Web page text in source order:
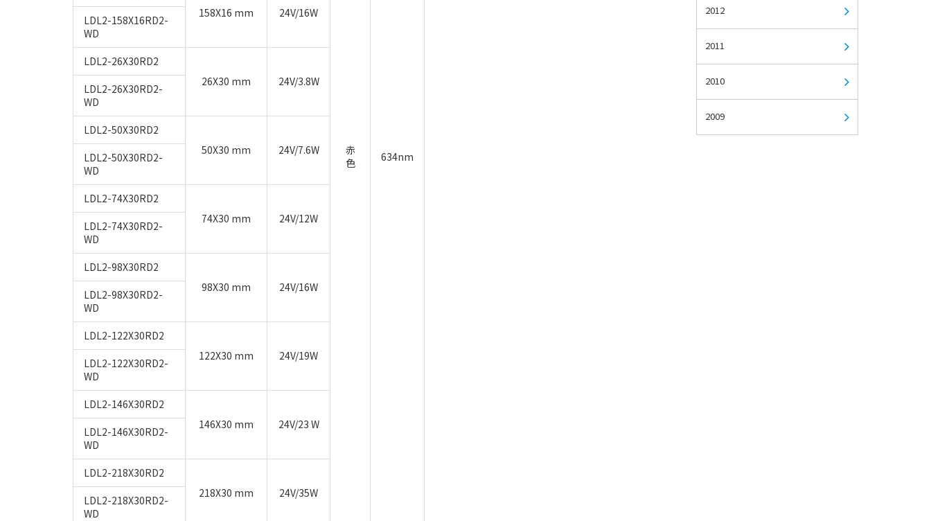
赤
色
634nm
158X16 mm
24V/16W
LDL2-158X16RD2-
WD
LDL2-26X30RD2
26X30 mm
24V/3.8W
LDL2-26X30RD2-
WD
LDL2-50X30RD2
50X30 mm
24V/7.6W
LDL2-50X30RD2-
WD
LDL2-74X30RD2
74X30 mm
24V/12W
LDL2-74X30RD2-
WD
LDL2-98X30RD2
98X30 mm
24V/16W
LDL2-98X30RD2-
WD
LDL2-122X30RD2
122X30 mm
24V/19W
LDL2-122X30RD2-
WD
LDL2-146X30RD2
146X30 mm
24V/23 W
LDL2-146X30RD2-
WD
LDL2-218X30RD2
218X30 mm
24V/35W
LDL2-218X30RD2-
WD
2012
2011
2010
2009